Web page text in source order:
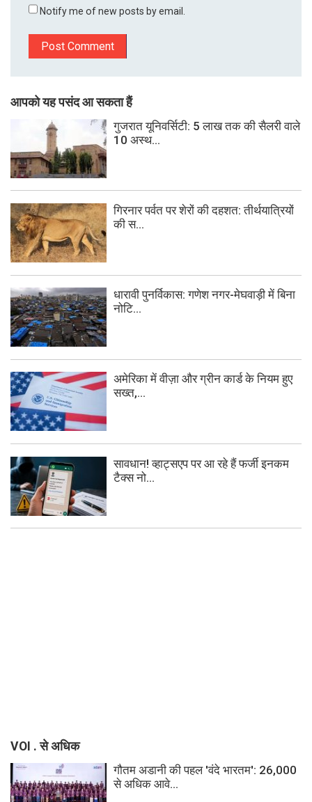
Notify me of new posts by email.
आपको यह पसंद आ सकता हैं
गुजरात यूनिवर्सिटी: 5 लाख तक की सैलरी वाले
10 अस्थ...
गिरनार पर्वत पर शेरों की दहशत: तीर्थयात्रियों
की स...
धारावी पुनर्विकास: गणेश नगर-मेघवाड़ी में बिना
नोटि...
अमेरिका में वीज़ा और ग्रीन कार्ड के नियम हुए
सख्त,...
सावधान! व्हाट्सएप पर आ रहे हैं फर्जी इनकम
टैक्स नो...
VOI . से अधिक
गौतम अडानी की पहल 'वंदे भारतम': 26,000
से अधिक आवे...